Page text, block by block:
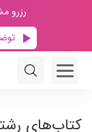
رزرو
کتاب‌های